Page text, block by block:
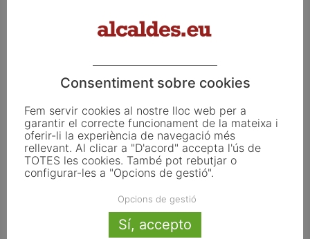
carretera T-232 entre l’Espluga
de Francolí i Senan
exemplifica la Catalunya de
Pals reclama revisar el decret dels
habitatges d’ús turístic per preservar
l’autonomia municipal
La UE activa les primeres obligacions
de transparència de la Llei d’IA que
afecten els ajuntaments
Consentiment sobre cookies
Fem servir cookies al nostre lloc web per a
garantir el correcte funcionament de la mateixa i
oferir-li la experiència de navegació més
rellevant. Al clicar a "D'acord" accepta l'ús de
TOTES les cookies. També pot rebutjar o
configurar-les a "Opcions de gestió".
Opcions de gestió
Sí, accepto